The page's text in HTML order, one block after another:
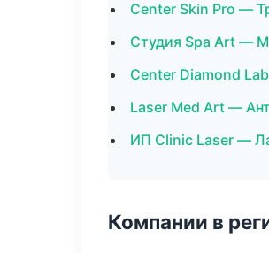
Center Skin Pro —
Студия Spa Art —
Center Diamond
Laser Med Art —
ИП Clinic Laser —
Компании в